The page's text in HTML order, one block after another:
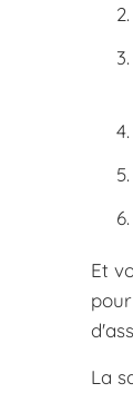
Et
La